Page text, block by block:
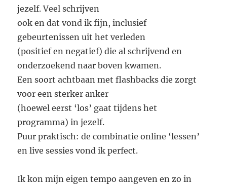
jezelf. Veel schrijven
ook en dat vond ik fijn, inclusief
gebeurtenissen uit het verleden
(positief en negatief) die al schrijvend en
onderzoekend naar boven kwamen.
Een soort achtbaan met flashbacks die zorgt
voor een sterker anker
(hoewel eerst ‘los’ gaat tijdens het
programma) in jezelf.
Puur praktisch: de combinatie online ‘lessen’
en live sessies vond ik perfect.
Ik kon mijn eigen tempo aangeven en zo in